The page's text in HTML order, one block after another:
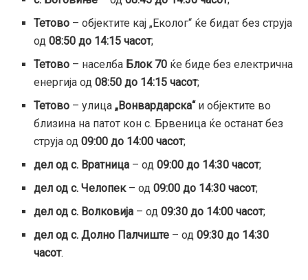
Тетово – објектите кај „Еколог“ ќе бидат без струја
од08:50 до 14:15 часот;
Тетово – населба Блок 70 ќе биде без електрична
енергија од08:50 до 14:15 часот;
Тетово – улица„Вонвардарска“и објектите во
близина на патот кон с. Брвеница ќе останат без
струја од09:00 до 14:00 часот;
дел од с. Вратница – од09:00 до 14:30 часот;
дел од с. Челопек– од09:00 до 14:30 часот;
дел од с. Волковија – од09:30 до 14:00 часот;
дел од с. Долно Палчиште – од09:30 до 14:30
часот.